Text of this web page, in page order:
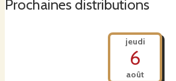
Prochaines distributions
jeudi
6
août